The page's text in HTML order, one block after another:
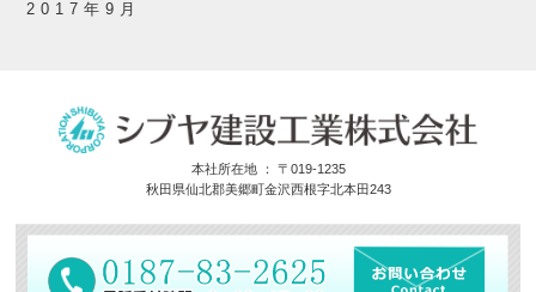
2017年9月
本社所在地 ： 〒019-1235
秋田県仙北郡美郷町金沢西根字北本田243